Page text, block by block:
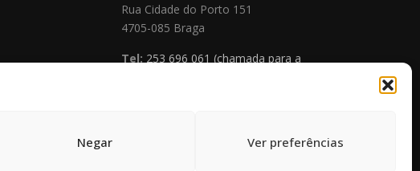
Negar Ver preferências
Rua Cidade do Porto 151
4705-085 Braga
Tel: 253 696 061 (chamada para a